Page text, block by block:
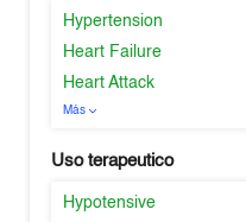
Hypertension
Heart Failure
Heart Attack
Más
Uso terapeutico
Hypotensive